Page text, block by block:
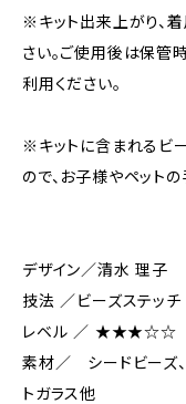
※キット出来上がり、
さい。ご使用後は保管
利用ください。
※キットに含まれるビ
ので、お子様やペット
デザイン／清水 理子
技法 ／ビーズステッチ
レベル ／ ★★★☆☆
素材／ シードビーズ、
トガラス他